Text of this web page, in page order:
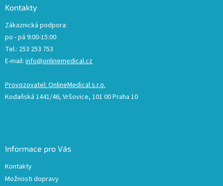
Kontakty
Zákaznická podpora:
po - pá 9:00-15:00
Tel.: 253 253 753
E-mail: info@onlinemedical.cz
Provozovatel: OnlineMedical s.r.o.
Kodaňská 1441/46, Vršovice, 101 00 Praha 10
Informace pro Vás
Kontakty
Možnosti dopravy